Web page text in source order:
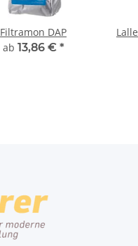
Filtramon DAP
ab 13,86 € *